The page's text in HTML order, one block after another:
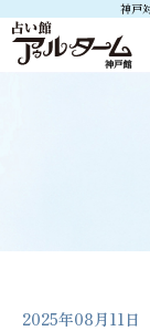
神戸
2025年08月11日